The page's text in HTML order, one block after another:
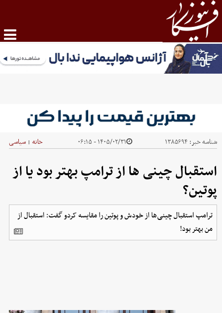
شناسه خبر: ۱۳۸۵۶۹۴ ۱۴۰۵/۰۲/۳۱ - ۰۶:۱۵ خانه | سیاسی
استقبال چینی ها از ترامپ بهتر بود یا از
پوتین؟
ترامپ استقبال چینی‌ها از خودش و پوتین را مقایسه کردو گفت: استقبال از
من بهتر بود!